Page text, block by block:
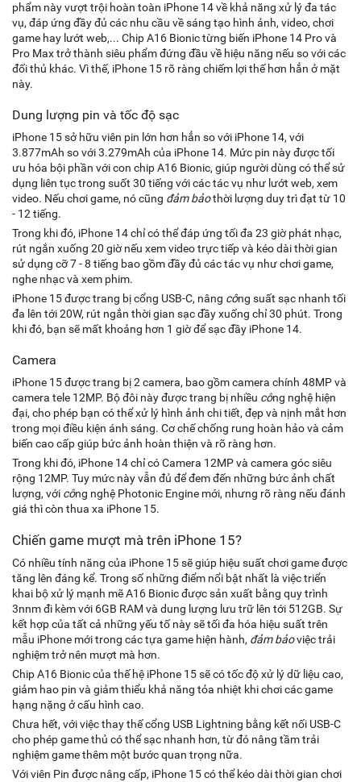
phẩm này vượt trội hoàn toàn iPhone 14 về khả năng xử lý đa tác
vụ, đáp ứng đầy đủ các nhu cầu về sáng tạo hình ảnh, video, chơi
game hay lướt web,... Chip A16 Bionic từng biến iPhone 14 Pro và
Pro Max trở thành siêu phẩm đứng đầu về hiệu năng nếu so với các
đối thủ khác. Vì thế, iPhone 15 rõ ràng chiếm lợi thế hơn hẳn ở mặt
này.
Dung lượng pin và tốc độ sạc
iPhone 15 sở hữu viên pin lớn hơn hẳn so với iPhone 14, với
3.877mAh so với 3.279mAh của iPhone 14. Mức pin này được tối
ưu hóa bội phần với con chip A16 Bionic, giúp người dùng có thể sử
dụng liên tục trong suốt 30 tiếng với các tác vụ như lướt web, xem
video. Nếu chơi game, nó cũng đảm bảothời lượng duy trì đạt từ 10
- 12 tiếng.
Trong khi đó, iPhone 14 chỉ có thể đáp ứng tối đa 23 giờ phát nhạc,
rút ngắn xuống 20 giờ nếu xem video trực tiếp và kéo dài thời gian
sử dụng cỡ 7 - 8 tiếng bao gồm đầy đủ các tác vụ như chơi game,
nghe nhạc và xem phim.
iPhone 15 được trang bị cổng USB-C, nâng công suất sạc nhanh tối
đa lên tới 20W, rút ngắn thời gian sạc đầy xuống chỉ 30 phút. Trong
khi đó, bạn sẽ mất khoảng hơn 1 giờ để sạc đầy iPhone 14.
Camera
iPhone 15 được trang bị 2 camera, bao gồm camera chính 48MP và
camera tele 12MP. Bộ đôi này được trang bị nhiều công nghệ hiện
đại, cho phép bạn có thể xử lý hình ảnh chi tiết, đẹp và nịnh mắt hơn
trong mọi điều kiện ánh sáng. Cơ chế chống rung hoàn hảo và cảm
biến cao cấp giúp bức ảnh hoàn thiện và rõ ràng hơn.
Trong khi đó, iPhone 14 chỉ có Camera 12MP và camera góc siêu
rộng 12MP. Tuy mức này vẫn đủ để đem đến những bức ảnh chất
lượng, với công nghệ Photonic Engine mới, nhưng rõ ràng nếu đánh
giá thì còn thua xa iPhone 15.
Chiến game mượt mà trên iPhone 15?
Có nhiều tính năng của iPhone 15 sẽ giúp hiệu suất chơi game được
tăng lên đáng kể. Trong số những điểm nổi bật nhất là việc triển
khai bộ xử lý mạnh mẽ A16 Bionic được sản xuất bằng quy trình
3nnm đi kèm với 6GB RAM và dung lượng lưu trữ lên tới 512GB. Sự
kết hợp của tất cả những yếu tố này sẽ tối đa hóa hiệu suất trên
mẫu iPhone mới trong các tựa game hiện hành, đảm bảoviệc trải
nghiệm trở nên mượt mà hơn.
Chip A16 Bionic của thế hệ iPhone 15 sẽ có tốc độ xử lý dữ liệu cao,
giảm hao pin và giảm thiểu khả năng tỏa nhiệt khi chơi các game
hạng nặng ở cấu hình cao.
Chưa hết, với việc thay thế cổng USB Lightning bằng kết nối USB-C
cho phép game thủ có thể sạc nhanh hơn, từ đó nâng tầm trải
nghiệm game thêm một bước quan trọng nữa.
Với viên Pin được nâng cấp, iPhone 15 có thể kéo dài thời gian chơi